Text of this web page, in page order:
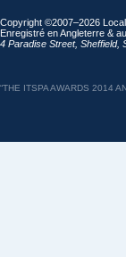
Copyright ©2007–2026
Enregistré en Angleterre &
4 Paradise Street, Sheffield,
“THE ITSPA AWARDS 2014